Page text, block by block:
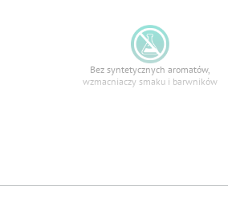
Bez syntetycznych aromatów,
wzmacniaczy smaku i barwników